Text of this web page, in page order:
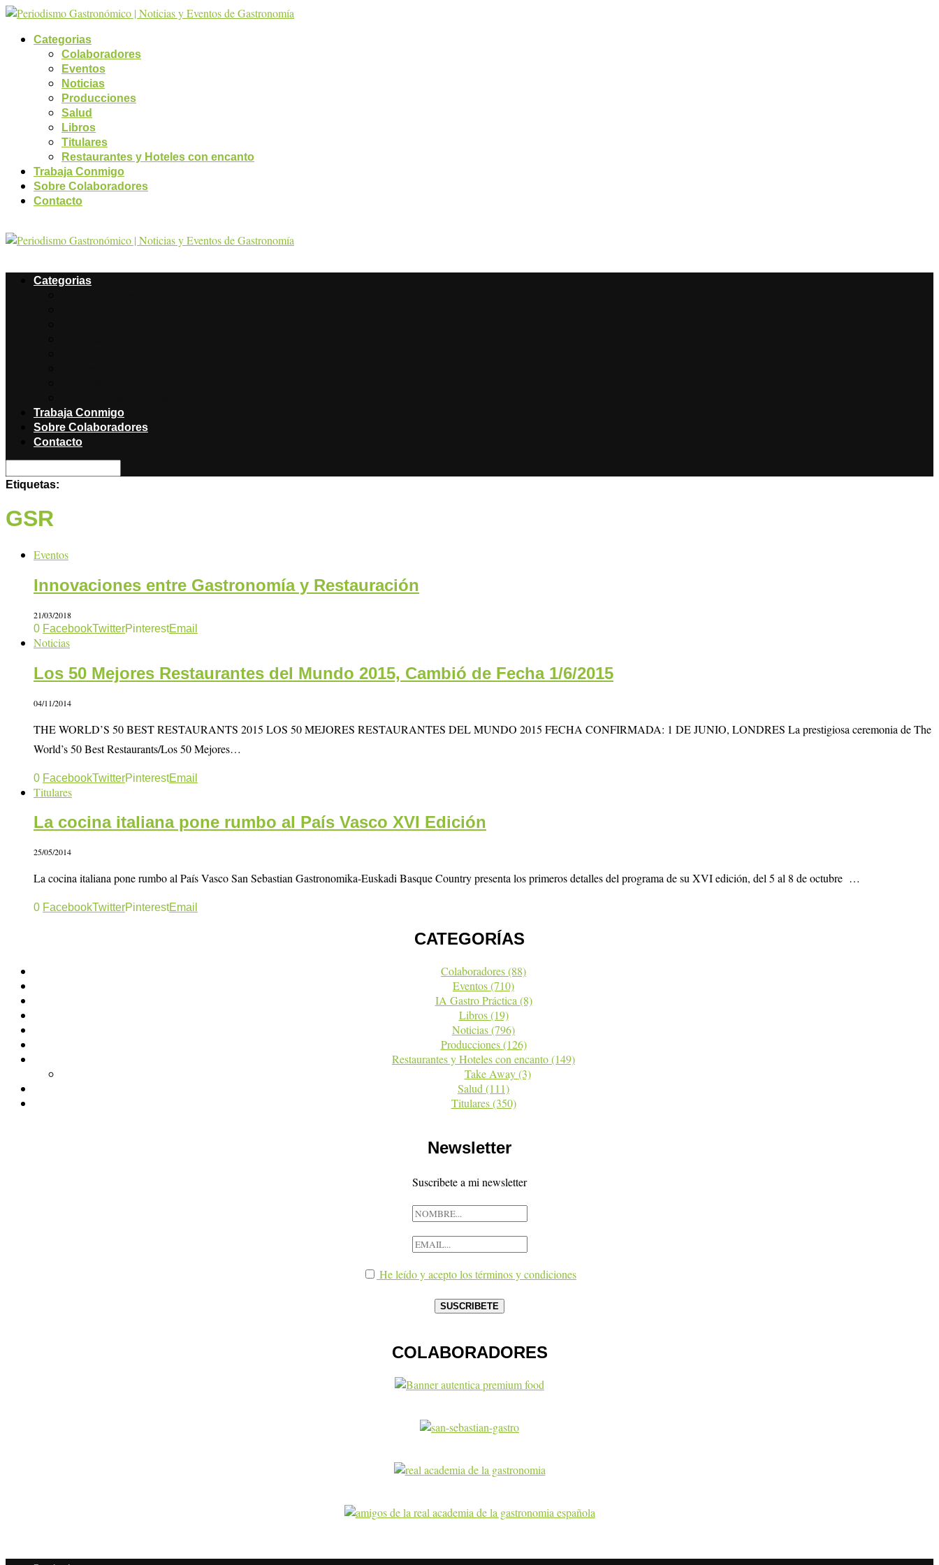
Categorias
Colaboradores
Eventos
Noticias
Producciones
Salud
Libros
Titulares
Restaurantes y Hoteles con encanto
Trabaja Conmigo
Sobre Colaboradores
Contacto
Categorias
Trabaja Conmigo
Sobre Colaboradores
Contacto
Etiquetas:
GSR
Eventos
Innovaciones entre Gastronomía y Restauración
21/03/2018
0 FacebookTwitterPinterestEmail
Noticias
Los 50 Mejores Restaurantes del Mundo 2015, Cambió de Fecha 1/6/2015
04/11/2014
THE WORLD’S 50 BEST RESTAURANTS 2015 LOS 50 MEJORES RESTAURANTES DEL MUNDO 2015 FECHA CONFIRMADA: 1 DE JUNIO, LONDRES La prestigiosa ceremonia de The
World’s 50 Best Restaurants/Los 50 Mejores…
0 FacebookTwitterPinterestEmail
Titulares
La cocina italiana pone rumbo al País Vasco XVI Edición
25/05/2014
La cocina italiana pone rumbo al País Vasco San Sebastian Gastronomika-Euskadi Basque Country presenta los primeros detalles del programa de su XVI edición, del 5 al 8 de octubre …
0 FacebookTwitterPinterestEmail
CATEGORÍAS
Colaboradores(88)
Eventos(710)
IA Gastro Práctica (8)
Libros(19)
Noticias(796)
Producciones(126)
Restaurantes y Hoteles con encanto(149)
Take Away(3)
Salud (111)
Titulares(350)
Newsletter
Suscribete a mi newsletter
He leído y acepto los términos y condiciones
COLABORADORES